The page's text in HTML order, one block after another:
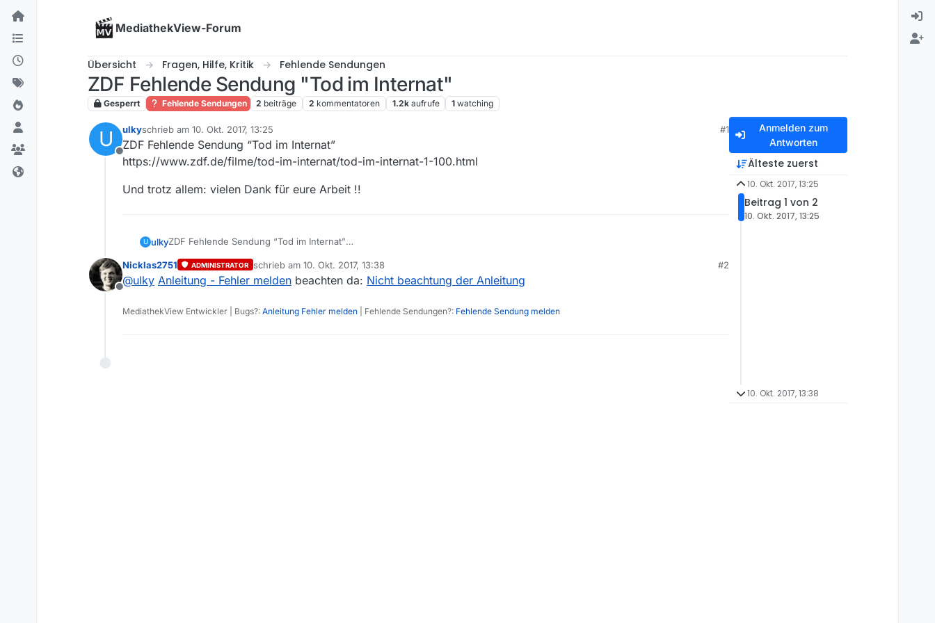
Skip to content
MediathekView-Forum
Übersicht Fragen, Hilfe, Kritik Fehlende Sendungen
ZDF Fehlende Sendung "Tod im Internat"
Gesperrt Fehlende Sendungen 2 beiträge 2 kommentatoren 1.2k aufrufe 1 watching
U
Offline
ulkyschrieb am 10. Okt. 2017, 13:25
zuletzt editiert von
#1
ZDF Fehlende Sendung “Tod im Internat”
https://www.zdf.de/filme/tod-im-internat/tod-im-internat-1-100.html
Und trotz allem: vielen Dank für eure Arbeit !!
U ulkyZDF Fehlende Sendung “Tod im Internat”
Und trotz allem: vielen Dank für eure Arbeit !!
Offline
Nicklas2751 ADMINISTRATOR schrieb am 10. Okt. 2017, 13:38
zuletzt editiert von
#2
@ulky Anleitung - Fehler melden beachten da: Nicht beachtung der Anleitung
MediathekView Entwickler | Bugs?: Anleitung Fehler melden | Fehlende Sendungen?: Fehlende Sendung melden
Anmelden zum
Antworten
Älteste zuerst
10. Okt. 2017, 13:25
Beitrag 1 von 2
10. Okt. 2017, 13:25
10. Okt. 2017, 13:38